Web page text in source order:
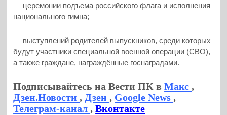
— церемонии подъема российского флага и исполнения
национального гимна;
— выступлений родителей выпускников, среди которых
будут участники специальной военной операции (СВО),
а также граждане, награждённые госнаградами.
Подписывайтесь на Вести ПК вМакс,
Дзен.Новости, Дзен, Google News,
Телеграм-канал,Вконтакте